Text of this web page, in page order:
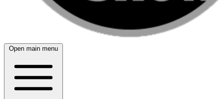
Open main menu